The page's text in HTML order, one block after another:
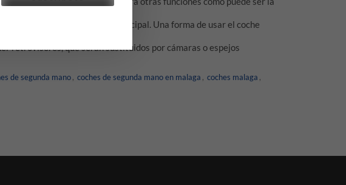
y ocupa menos espacio.
todas en una pantalla principal. Una forma de usar el coche
retrovisores, que serán sustituidos por cámaras o espejos
de segunda mano, coches de segunda mano en malaga , coches malaga ,